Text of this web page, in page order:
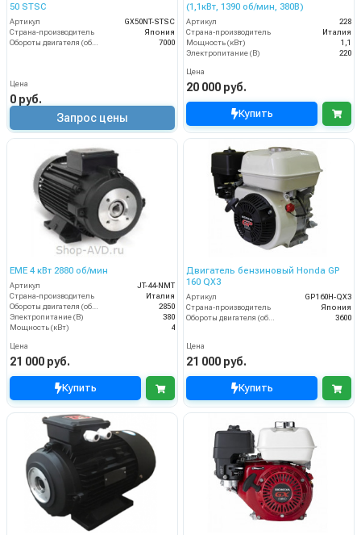
50 STSC
Артикул
GX50NT-STSC
Страна-производитель
Япония
7000
Цена
0 руб.
Запрос цены
(1,1кВт, 1390 об/мин, 380В)
Артикул
228
Страна-производитель
Италия
Мощность (кВт)
1,1
Электропитание (В)
220
Цена
20 000 руб.
Купить
EME 4 кВт 2880 об/мин
Артикул
JT-44-NMT
Страна-производитель
Италия
Обороты двигателя (об/мин)
2850
Электропитание (В)
380
Мощность (кВт)
4
Цена
21 000 руб.
Купить
Двигатель бензиновый Honda GP
160 QX3
Артикул
GP160H-QX3
Страна-производитель
Япония
Обороты двигателя (об/мин)
3600
Цена
21 000 руб.
Купить